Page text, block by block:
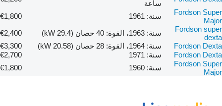
ساعة
Fordson Super
Major
سنة: 1961
€1,800
Fordson super
dexta
سنة: 1963، القوة: 40 حصان (29.4 kW)
€2,400
Fordson Dexta
سنة: 1964، القوة: 28 حصان (20.58 kW)
€3,300
Fordson Dexta
سنة: 1971
€2,700
Fordson Super
Major
سنة: 1960 €1,800